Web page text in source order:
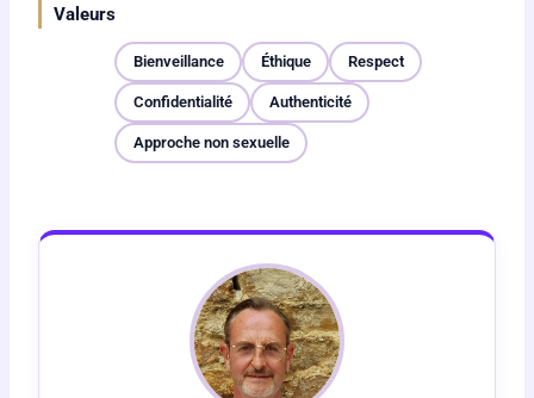
Valeurs
Bienveillance Éthique Respect
Confidentialité Authenticité
Approche non sexuelle